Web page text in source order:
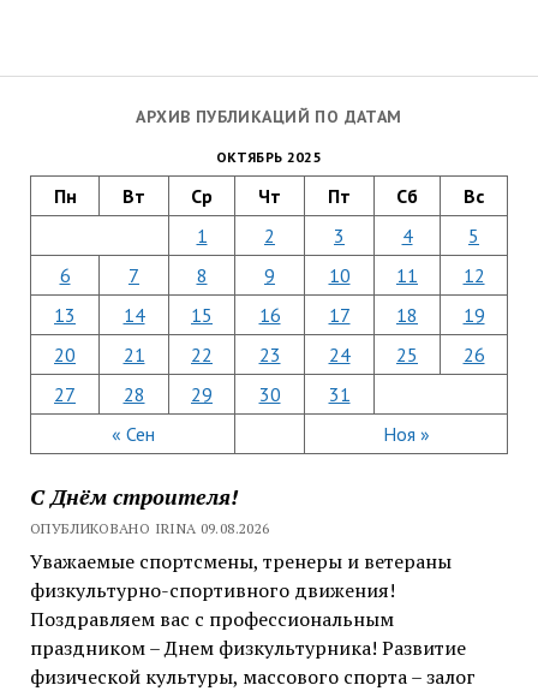
АРХИВ ПУБЛИКАЦИЙ ПО ДАТАМ
ОКТЯБРЬ 2025
Пн Вт Ср Чт Пт Сб Вс
« Сен Ноя »
1 2 3 4
5
6
7 8 9 10 11
12
13
14 15 16 17 18
19
20
21 22 23 24 25
26
27
28 29 30 31
С Днём строителя!
ОПУБЛИКОВАНО IRINA 09.08.2026
Уважаемые спортсмены, тренеры и ветераны
физкультурно-спортивного движения!
Поздравляем вас с профессиональным
праздником – Днем физкультурника! Развитие
физической культуры, массового спорта – залог